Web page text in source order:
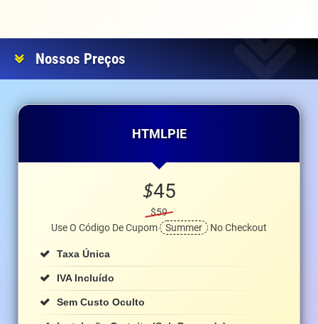
Nossos Preços
HTMLPIE
$45
$59
Use O Código De Cupom
Summer No Checkout
Taxa Única
IVA Incluído
Sem Custo Oculto